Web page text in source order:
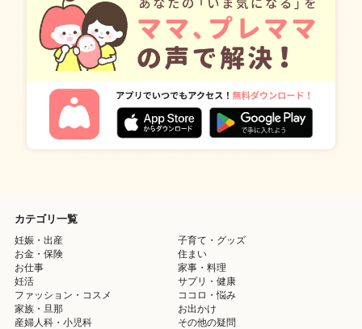
カテゴリ一覧
妊娠・出産
子育て・グッズ
お金・保険
住まい
お仕事
家事・料理
妊活
サプリ・健康
ファッション・コスメ
ココロ・悩み
家族・旦那
お出かけ
産婦人科・小児科
その他の疑問